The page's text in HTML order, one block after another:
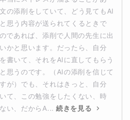
の添削をしていて、どう見てもAI
思う内容が送られてくるときで
であれば、添削で人間の先生に出
かと思います。だったら、自分
書いて、それをAIに直してもらう
思うのです。（AIの添削を信じて
が）でも、それはきっと、自分
て、この勉強をしたくない、時
い、だからA... 続きを見る